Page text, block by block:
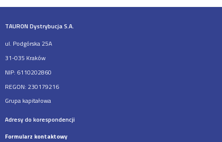
TAURON Dystrybucja S.A.
ul. Podgórska 25A
31-035 Kraków
NIP: 6110202860
REGON: 230179216
Grupa kapitałowa
Adresy do korespondencji
Formularz kontaktowy